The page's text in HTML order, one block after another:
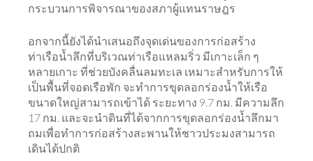
กระบวนการพิจารณาของสภาผู้แทนราษฎร
อกจากนี้ยังได้นำเสนอถึงจุดเด่นของการก่อสร้าง
ท่าเรือน้ำลึกที่บริเวณท่าเรือแหลมริ่ว มีเกาะเล็ก ๆ
หลายเกาะ ที่ช่วยบังคลื่นลมทะเล เหมาะสำหรับการให้
เป็นพื้นที่จอดเรือพัก จะทำการขุดลอกร่องน้ำให้เรือ
ขนาดใหญ่สามารถเข้าได้ ระยะทาง 9.7 กม. มีความลึก
17 กม. และจะนำดินที่ได้จากการขุดลอกร่องน้ำลึกมา
ถมเพื่อทำการก่อสร้างสะพานให้ชาวประมงสามารถ
เดินได้ปกติ